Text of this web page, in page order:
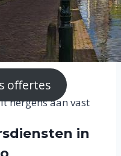
offertes
nergens aan vast
in